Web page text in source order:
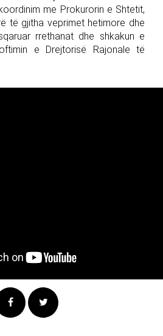
me Prokurorin e Shtetit,
të gjitha veprimet hetimore dhe
rrethanat dhe shkakun e
e Drejtorisë Rajonale të